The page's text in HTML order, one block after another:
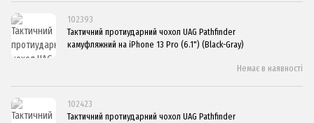
102393
Тактичний протиударний чохол UAG Pathfinder
камуфляжний на iPhone 13 Pro (6.1") (Black-Gray)
Немає в наявності
102423
Тактичний протиударний чохол UAG Pathfinder